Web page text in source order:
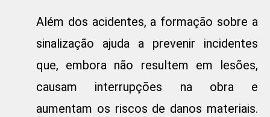
Além dos acidentes, a formação sobre a
sinalização ajuda a prevenir incidentes
que, embora não resultem em lesões,
causam interrupções na obra e
aumentam os riscos de danos materiais.